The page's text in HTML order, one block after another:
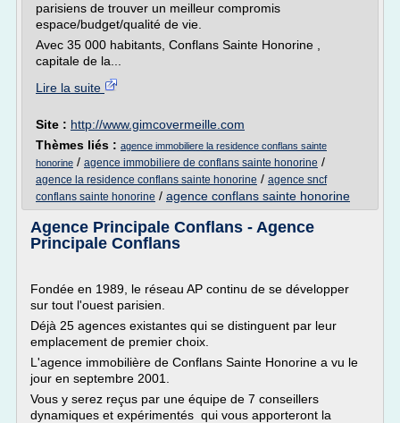
parisiens de trouver un meilleur compromis
espace/budget/qualité de vie.
Avec 35 000 habitants, Conflans Sainte Honorine ,
capitale de la...
Lire la suite
Site : http://www.gimcovermeille.com
Thèmes liés : agence immobiliere la residence conflans sainte
honorine / agence immobiliere de conflans sainte honorine /
agence la residence conflans sainte honorine / agence sncf
conflans sainte honorine / agence conflans sainte honorine
Agence Principale Conflans - Agence
Principale Conflans
Fondée en 1989, le réseau AP continu de se développer
sur tout l'ouest parisien.
Déjà 25 agences existantes qui se distinguent par leur
emplacement de premier choix.
L'agence immobilière de Conflans Sainte Honorine a vu le
jour en septembre 2001.
Vous y serez reçus par une équipe de 7 conseillers
dynamiques et expérimentés qui vous apporteront la